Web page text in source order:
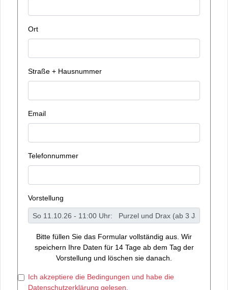
Ort
Straße + Hausnummer
Email
Telefonnummer
Vorstellung
Bitte füllen Sie das Formular vollständig aus. Wir
speichern Ihre Daten für 14 Tage ab dem Tag der
Vorstellung und löschen sie danach.
Ich akzeptiere die Bedingungen und habe die
Datenschutzerklärung gelesen.